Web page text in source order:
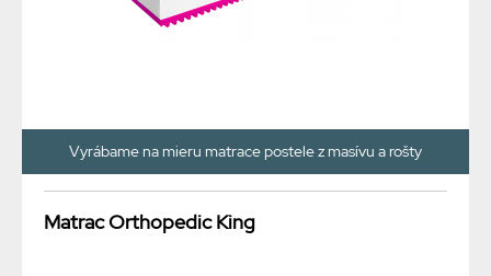
Vyrábame na mieru matrace postele z masívu a rošty
Matrac Orthopedic King